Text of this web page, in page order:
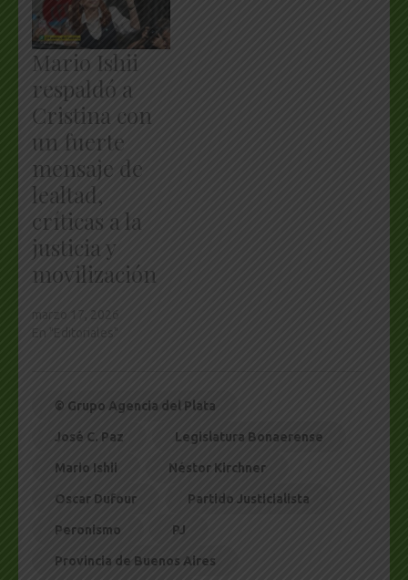
Mario Ishii
respaldó a
Cristina con
un fuerte
mensaje de
lealtad,
críticas a la
justicia y
movilización
© Grupo Agencia del Plata
José C. Paz Legislatura Bonaerense
Mario Ishii Néstor Kirchner
Oscar Dufour Partido Justicialista
Peronismo PJ
Provincia de Buenos Aires